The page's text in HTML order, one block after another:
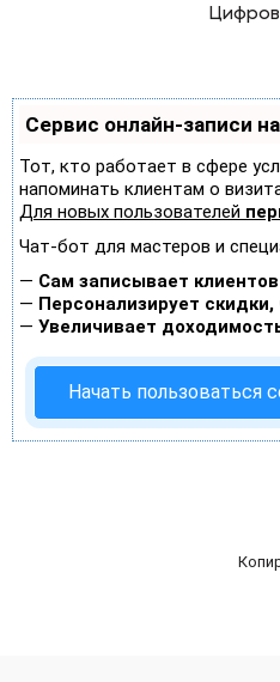
Сервис онлайн-записи
Тот, кто работает в сфере
напоминать клиентам о
Для новых пользователей
Чат-бот для мастеров и
— Сам записывает
— Персонализирует
— Увеличивает
Начать пользоваться